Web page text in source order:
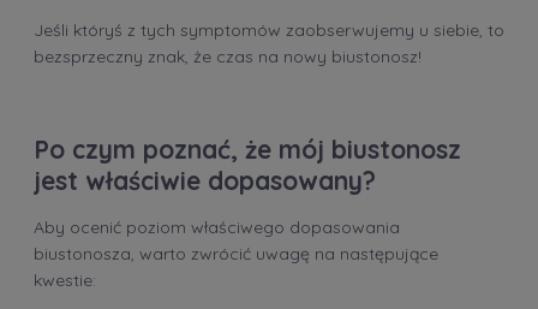
Jeśli któryś z tych symptomów zaobserwujemy u siebie, to
bezsprzeczny znak, że czas na nowy biustonosz!
Po czym poznać, że mój biustonosz
jest właściwie dopasowany?
Aby ocenić poziom właściwego dopasowania
biustonosza, warto zwrócić uwagę na następujące
kwestie: